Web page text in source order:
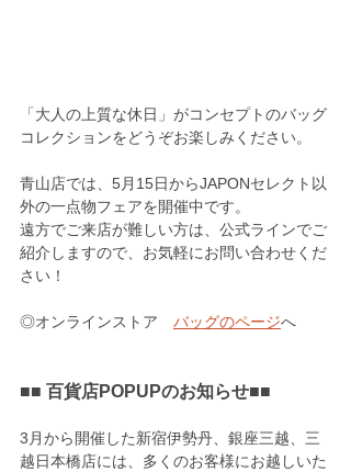
「大人の上質な休日」がコンセプトのバッグ
コレクションをどうぞお楽しみください。
青山店では、5月15日からJAPONセレクト以
外の一点物フェアを開催中です。
遠方でご来店が難しい方は、公式ラインでご
紹介しますので、お気軽にお問い合わせくだ
さい！
◎オンラインストア バッグのページへ
■■ 百貨店POPUPのお知らせ■■
3月から開催した新宿伊勢丹、銀座三越、三
越日本橋店には、多くのお客様にお越しいた